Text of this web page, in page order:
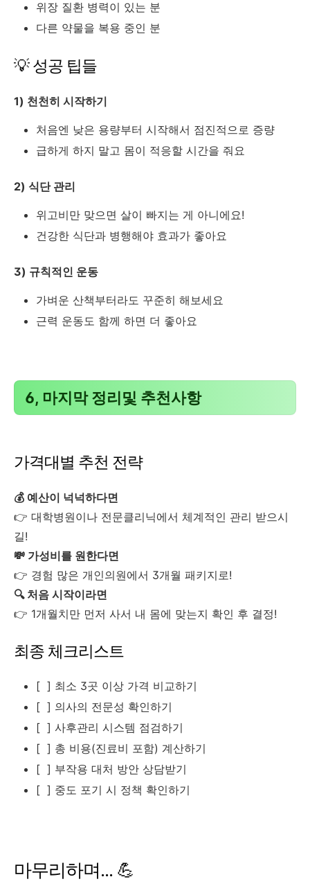
위장 질환 병력이 있는 분
다른 약물을 복용 중인 분
💡 성공 팁들
1) 천천히 시작하기
처음엔 낮은 용량부터 시작해서 점진적으로 증량
급하게 하지 말고 몸이 적응할 시간을 줘요
2) 식단 관리
위고비만 맞으면 살이 빠지는 게 아니에요!
건강한 식단과 병행해야 효과가 좋아요
3) 규칙적인 운동
가벼운 산책부터라도 꾸준히 해보세요
근력 운동도 함께 하면 더 좋아요
6, 마지막 정리및 추천사항
가격대별 추천 전략
💰 예산이 넉넉하다면
👉 대학병원이나 전문클리닉에서 체계적인 관리 받으시
길!
💸 가성비를 원한다면
👉 경험 많은 개인의원에서 3개월 패키지로!
🔍 처음 시작이라면
👉 1개월치만 먼저 사서 내 몸에 맞는지 확인 후 결정!
최종 체크리스트
[ ] 최소 3곳 이상 가격 비교하기
[ ] 의사의 전문성 확인하기
[ ] 사후관리 시스템 점검하기
[ ] 총 비용(진료비 포함) 계산하기
[ ] 부작용 대처 방안 상담받기
[ ] 중도 포기 시 정책 확인하기
마무리하며... 💪